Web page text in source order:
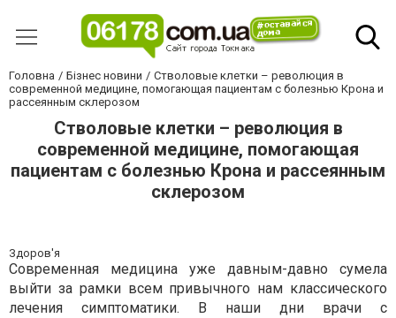
Головна Бізнес новини
Стволовые клетки – революция в
современной медицине, помогающая пациентам с болезнью Крона и
рассеянным склерозом
Стволовые клетки – революция в
современной медицине, помогающая
пациентам с болезнью Крона и рассеянным
склерозом
Здоров'я
Современная медицина уже давным-давно сумела
выйти за рамки всем привычного нам классического
лечения симптоматики. В наши дни врачи с